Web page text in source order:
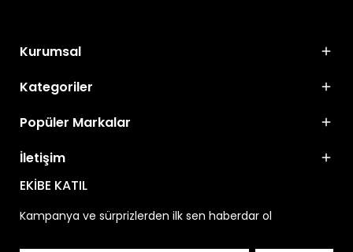
Kurumsal
Kategoriler
Popüler Markalar
İletişim
EKİBE KATIL
Kampanya ve sürprizlerden ilk sen haberdar ol